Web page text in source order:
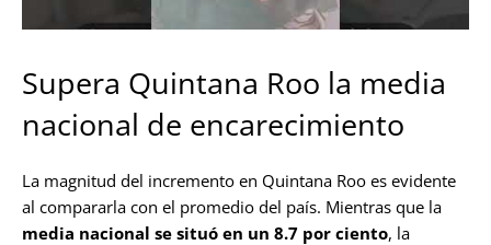
Supera Quintana Roo la media
nacional de encarecimiento
La magnitud del incremento en Quintana Roo es evidente
al compararla con el promedio del país. Mientras que la
media nacional se situó en un 8.7 por ciento, la